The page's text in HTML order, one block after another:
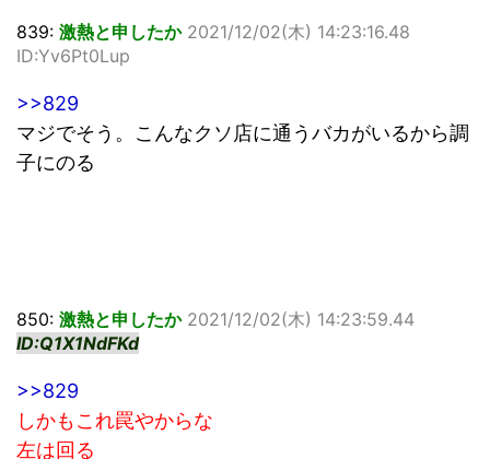
839: 激熱と申したか 2021/12/02(木) 14:23:16.48
ID:Yv6Pt0Lup
>>829
マジでそう。こんなクソ店に通うバカがいるから調
子にのる
850: 激熱と申したか 2021/12/02(木) 14:23:59.44
ID:Q1X1NdFKd
>>829
しかもこれ罠やからな
左は回る